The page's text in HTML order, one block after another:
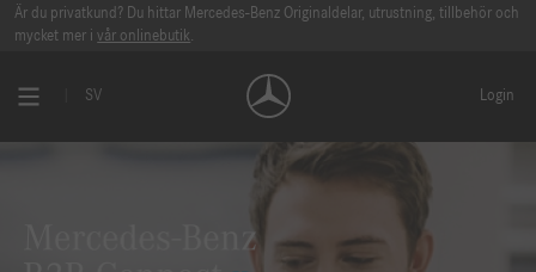
Är du privatkund? Du hittar Mercedes-Benz Originaldelar, utrustning, tillbehör och
mycket mer ivår onlinebutik.
SV Login